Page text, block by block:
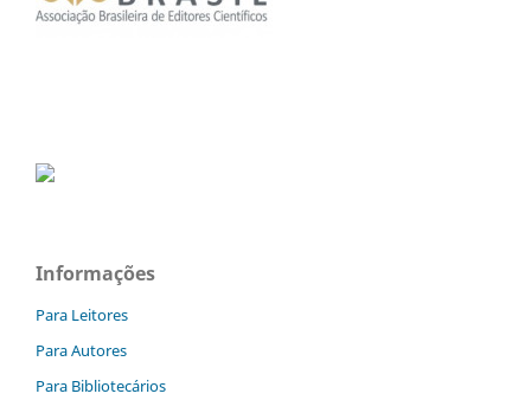
Informações
Para Leitores
Para Autores
Para Bibliotecários